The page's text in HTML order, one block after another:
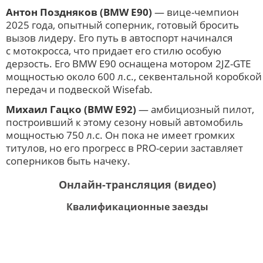
Антон Поздняков (BMW E90) — вице-чемпион
2025 года, опытный соперник, готовый бросить
вызов лидеру. Его путь в автоспорт начинался
с мотокросса, что придает его стилю особую
дерзость. Его BMW E90 оснащена мотором 2JZ-GTE
мощностью около 600 л.с., секвентальной коробкой
передач и подвеской Wisefab.
Михаил Гацко (BMW E92) — амбициозный пилот,
построивший к этому сезону новый автомобиль
мощностью 750 л.с. Он пока не имеет громких
титулов, но его прогресс в PRO-серии заставляет
соперников быть начеку.
Онлайн-трансляция (видео)
Квалификационные заезды